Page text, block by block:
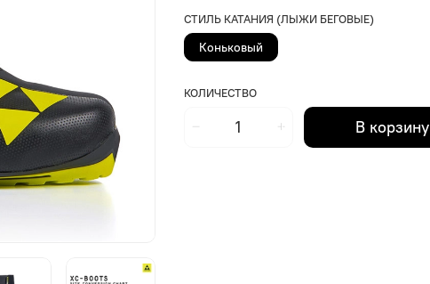
КОЛИЧЕСТВО
В корзину
СТИЛЬ КАТАНИЯ (ЛЫЖИ БЕГОВЫЕ)
Коньковый